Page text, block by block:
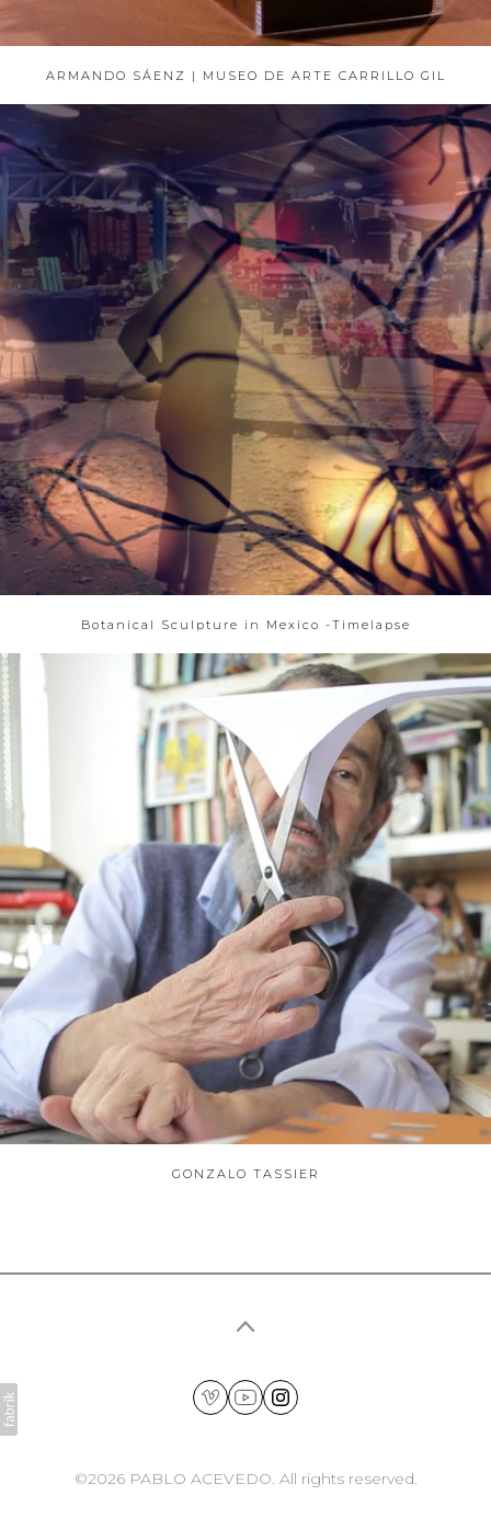
ARMANDO SÁENZ | MUSEO DE ARTE CARRILLO GIL
Botanical Sculpture in Mexico -Timelapse
GONZALO TASSIER
©2026 PABLO ACEVEDO. All rights reserved.